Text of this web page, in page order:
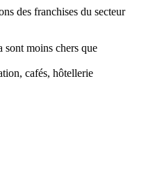
des franchises du secteur
sont moins chers que
cafés, hôtellerie